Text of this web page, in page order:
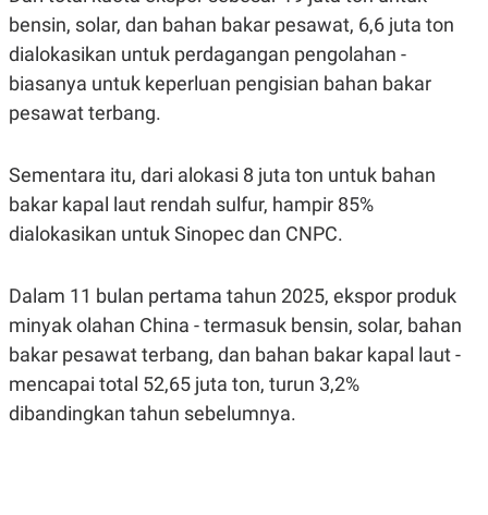
S
A
D
A
T
A
A
G
S
N
A
N
T
P
U
S
JARINGAN
O
N
T
R
S
bensin, solar, dan bahan bakar pesawat, 6,6 juta ton
dialokasikan untuk perdagangan pengolahan -
biasanya untuk keperluan pengisian bahan bakar
pesawat terbang.
Sementara itu, dari alokasi 8 juta ton untuk bahan
bakar kapal laut rendah sulfur, hampir 85%
dialokasikan untuk Sinopec dan CNPC.
Dalam 11 bulan pertama tahun 2025, ekspor produk
minyak olahan China - termasuk bensin, solar, bahan
bakar pesawat terbang, dan bahan bakar kapal laut -
mencapai total 52,65 juta ton, turun 3,2%
dibandingkan tahun sebelumnya.